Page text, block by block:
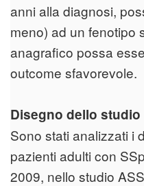
anni alla diagnosi,
meno) ad un fenotipo
anagrafico possa
outcome sfavorevole.
Disegno dello studio
Sono stati analizzati i
pazienti adulti con
2009, nello studio